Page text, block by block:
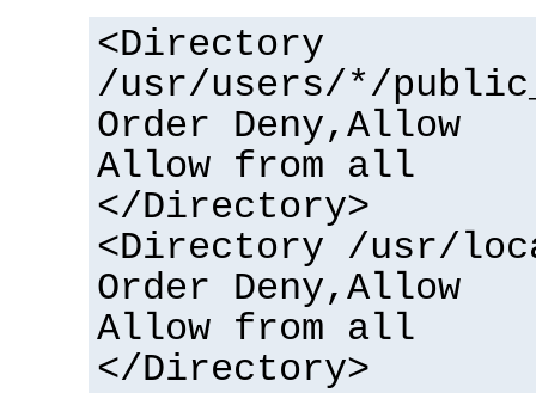
<Directory
/usr/users/*/
Order Deny,Allow
Allow from all
</Directory>
<Directory /usr/
Order Deny,Allow
Allow from all
</Directory>